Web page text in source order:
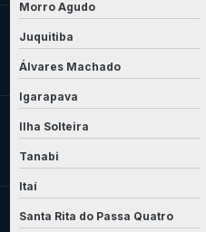
Morro Agudo
Juquitiba
Álvares Machado
Igarapava
Ilha Solteira
Tanabi
Itaí
Santa Rita do Passa Quatro